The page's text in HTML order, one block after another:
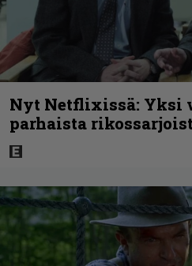
Nyt Netflixissä: Yksi
parhaista